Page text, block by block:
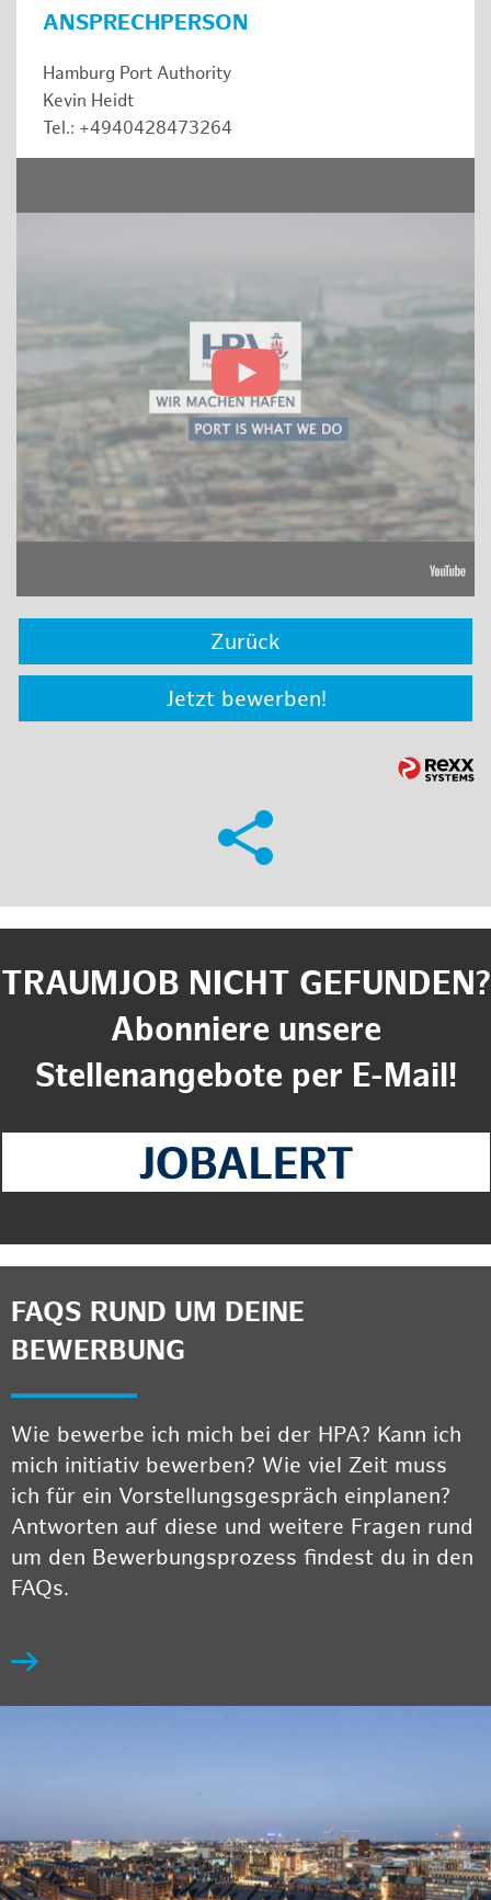
ANSPRECHPERSON
Hamburg Port Authority
Kevin Heidt
Tel.: +4940428473264
Zurück
Jetzt bewerben!
TRAUMJOB NICHT GEFUNDEN?
Abonniere unsere
Stellenangebote per E-Mail!
FAQS RUND UM DEINE
BEWERBUNG
Wie bewerbe ich mich bei der HPA? Kann ich
mich initiativ bewerben? Wie viel Zeit muss
ich für ein Vorstellungsgespräch einplanen?
Antworten auf diese und weitere Fragen rund
um den Bewerbungsprozess findest du in den
FAQs.